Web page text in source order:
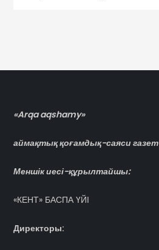
«Arqa aqshamy»
аймақтық қоғамдық-саяси газет
Меншік иесі-құрылтайшы:
«КЕНТ» БАСПА ҮЙІ
Директоры: